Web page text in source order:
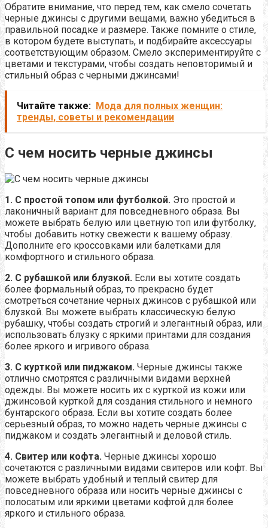
Обратите внимание, что перед тем, как смело сочетать
черные джинсы с другими вещами, важно убедиться в
правильной посадке и размере. Также помните о стиле,
в котором будете выступать, и подбирайте аксессуары
соответствующим образом. Смело экспериментируйте с
цветами и текстурами, чтобы создать неповторимый и
стильный образ с черными джинсами!
Читайте также: Мода для полных женщин:
тренды, советы и рекомендации
С чем носить черные джинсы
1. С простой топом или футболкой. Это простой и
лаконичный вариант для повседневного образа. Вы
можете выбрать белую или цветную топ или футболку,
чтобы добавить нотку свежести к вашему образу.
Дополните его кроссовками или балетками для
комфортного и стильного образа.
2. С рубашкой или блузкой. Если вы хотите создать
более формальный образ, то прекрасно будет
смотреться сочетание черных джинсов с рубашкой или
блузкой. Вы можете выбрать классическую белую
рубашку, чтобы создать строгий и элегантный образ, или
использовать блузку с яркими принтами для создания
более яркого и игривого образа.
3. С курткой или пиджаком. Черные джинсы также
отлично смотрятся с различными видами верхней
одежды. Вы можете носить их с курткой из кожи или
джинсовой курткой для создания стильного и немного
бунтарского образа. Если вы хотите создать более
серьезный образ, то можно надеть черные джинсы с
пиджаком и создать элегантный и деловой стиль.
4. Свитер или кофта. Черные джинсы хорошо
сочетаются с различными видами свитеров или кофт. Вы
можете выбрать удобный и теплый свитер для
повседневного образа или носить черные джинсы с
полосатым или яркими цветами кофтой для более
яркого и стильного образа.